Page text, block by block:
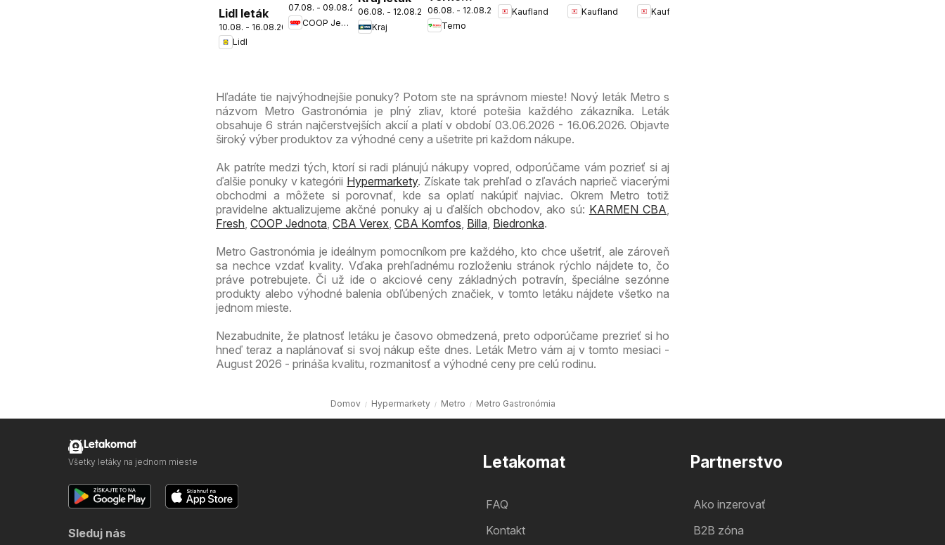
Lidl leták
10.08. - 16.08.2026
Lidl
Jednota
cez víkend
07.08. - 09.08.2026
COOP Jednota
06.08. - 12.08.2026
Kraj
leták
06.08. - 12.08.2026
Terno
NovéKaufland
Petržalka
Kaufland
Petržalka-
Kaufland
Hľadáte tie najvýhodnejšie ponuky? Potom ste na správnom mieste! Nový leták Metro s
názvom Metro Gastronómia je plný zliav, ktoré potešia každého zákazníka. Leták
obsahuje 6 strán najčerstvejších akcií a platí v období 03.06.2026 - 16.06.2026. Objavte
široký výber produktov za výhodné ceny a ušetrite pri každom nákupe.
Ak patríte medzi tých, ktorí si radi plánujú nákupy vopred, odporúčame vám pozrieť si aj
ďalšie ponuky v kategórii Hypermarkety. Získate tak prehľad o zľavách naprieč viacerými
obchodmi a môžete si porovnať, kde sa oplatí nakúpiť najviac. Okrem Metro totiž
pravidelne aktualizujeme akčné ponuky aj u ďalších obchodov, ako sú: KARMEN CBA
Fresh COOP Jednota CBA Verex CBA Komfos Billa Biedronka.
Metro Gastronómia je ideálnym pomocníkom pre každého, kto chce ušetriť, ale zároveň
sa nechce vzdať kvality. Vďaka prehľadnému rozloženiu stránok rýchlo nájdete to, čo
práve potrebujete. Či už ide o akciové ceny základných potravín, špeciálne sezónne
produkty alebo výhodné balenia obľúbených značiek, v tomto letáku nájdete všetko na
jednom mieste.
Nezabudnite, že platnosť letáku je časovo obmedzená, preto odporúčame prezrieť si ho
hneď teraz a naplánovať si svoj nákup ešte dnes. Leták Metro vám aj v tomto mesiaci -
August 2026 - prináša kvalitu, rozmanitosť a výhodné ceny pre celú rodinu.
Domov Hypermarkety Metro Metro Gastronómia
Letakomat
FAQ
Kontakt
Partnerstvo
Ako inzerovať
B2B zóna
Letakomat
Všetky letáky na jednom mieste
Sleduj nás